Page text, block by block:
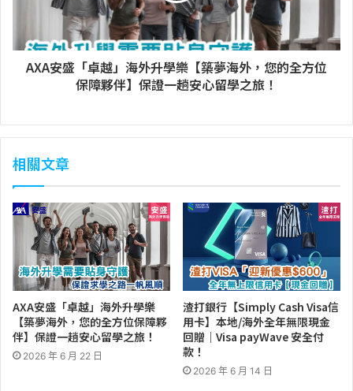
AXA安盛「卓越」海外升學樂【築夢海外，您的全方位
保障夥伴】保證一趟安心留學之旅！
相關文章
AXA安盛「卓越」海外升學樂
【築夢海外，您的全方位保障夥
伴】保證一趟安心留學之旅！
2026 年 6 月 22 日
渣打銀行【Simply Cash Visa信
用卡】本地/海外全年無限現金
回贈｜Visa payWave 安全付
款！
2026 年 6 月 14 日